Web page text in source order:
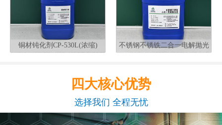
铜材钝化剂CP-530L(浓缩)
不锈钢不锈铁二合一电解抛光
四大核心优势
选择我们 全程无忧